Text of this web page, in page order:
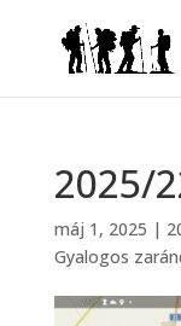
2025/
máj 1, 2025 |
Gyalogos